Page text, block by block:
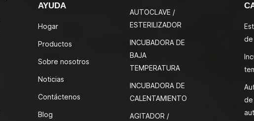
AYUDA
Hogar
Productos
Sobre nosotros
Noticias
Contáctenos
Blog
AUTOCLAVE /
ESTERILIZADOR
INCUBADORA DE
BAJA
TEMPERATURA
INCUBADORA DE
CALENTAMIENTO
AGITADOR /
de
de